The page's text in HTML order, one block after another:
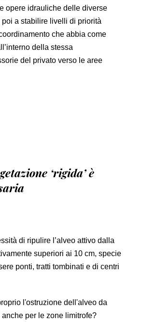
opere idrauliche delle diverse
a stabilire livelli di priorità
che abbia come
della stessa
del privato verso le aree
‘rigida’ è
di ripulire l’alveo attivo dalla
superiori ai 10 cm, specie
ponti, tratti tombinati e di centri
l'ostruzione dell'alveo da
per le zone limitrofe?